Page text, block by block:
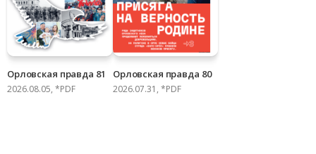
Орловская правда 81
2026.08.05, *PDF
Орловская правда 80
2026.07.31, *PDF